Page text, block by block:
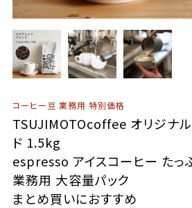
コーヒー豆 業務用 特別価格
TSUJIMOTOcoffee オリジナル
ド 1.5kg
espresso アイスコーヒー たっ
業務用 大容量パック
まとめ買いにおすすめ